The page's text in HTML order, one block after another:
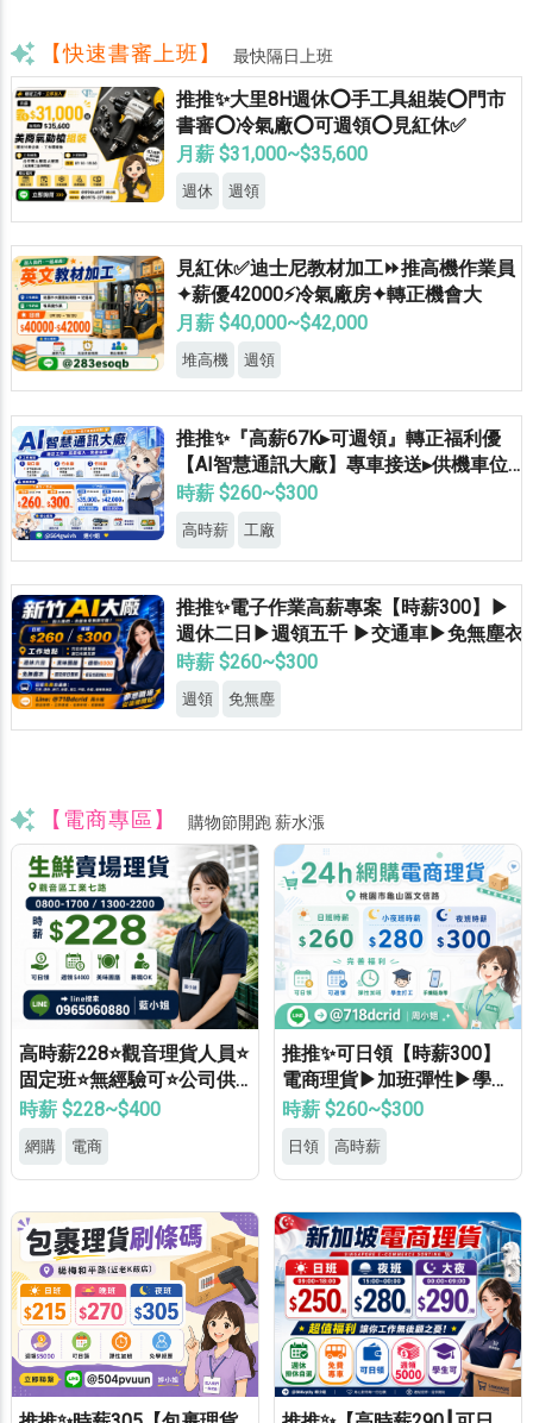
【快速書審上班】 最快隔日上班
推推✨大里8H週休⭕手工具組裝⭕門市
書審⭕冷氣廠⭕可週領⭕見紅休✅
月薪 $31,000~$35,600
週休 週領
見紅休✅迪士尼教材加工⏩推高機作業員
✦薪優42000⚡冷氣廠房✦轉正機會大
月薪 $40,000~$42,000
堆高機 週領
推推✨『高薪67K▸可週領』轉正福利優
【AI智慧通訊大廠】專車接送▸供機車位▸
餐費補助▸立即上班
時薪 $260~$300
高時薪 工廠
推推✨電子作業高薪專案【時薪300】▶
週休二日▶週領五千 ▶交通車▶免無塵衣
時薪 $260~$300
週領 免無塵
【電商專區】 購物節開跑 薪水漲
高時薪228⭐觀音理貨人員⭐
固定班⭐無經驗可⭐公司供
餐⭐錄取率高
時薪 $228~$400
網購 電商
推推✨可日領【時薪300】
電商理貨▶加班彈性▶學生
打工▶月休8天▶高錄取
時薪 $260~$300
日領 高時薪